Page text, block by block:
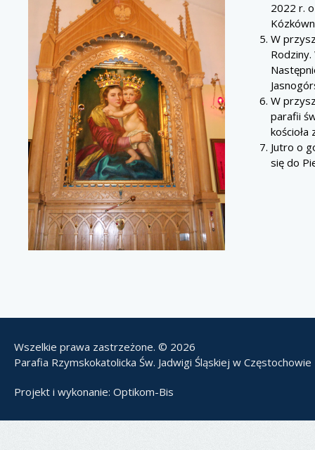
2022 r.
W
W
parafii
kościoła
Jutro o
się do
Wszelkie prawa zastrzeżone. © 2026
Parafia Rzymskokatolicka Św. Jadwigi Śląskiej w Częstochowie
Projekt i wykonanie: Optikom-Bis